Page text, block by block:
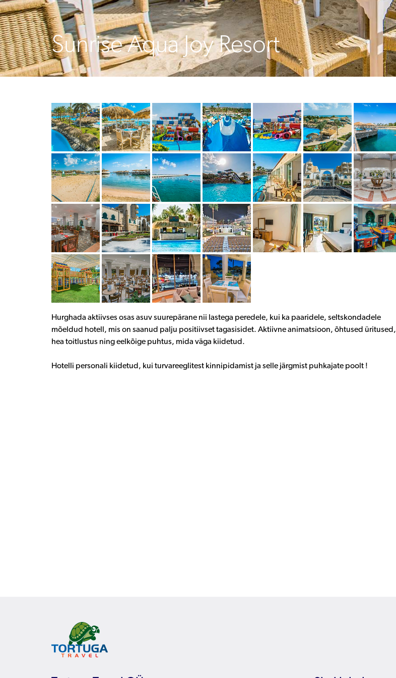
Sunrise Aqua Joy Resort
Hurghada aktiivses osas asuv suurepärane nii lastega peredele, kui ka paaridele, seltskondadele
mõeldud hotell, mis on saanud palju positiivset tagasisidet. Aktiivne animatsioon, õhtused üritused,
hea toitlustus ning eelkõige puhtus, mida väga kiidetud.
Hotelli personali kiidetud, kui turvareeglitest kinnipidamist ja selle järgmist puhkajate poolt !